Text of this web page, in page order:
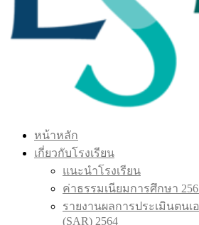
หน้าหลัก
เกี่ยวกับโรงเรียน
แนะนำโรงเรียน
ค่าธรรมเนียมการศึกษา
รายงานผลการประเมินตน
(SAR) 2564